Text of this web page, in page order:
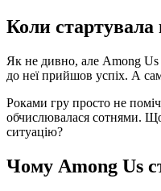
Коли стартувала
Як не дивно, але Among Us
до неї прийшов успіх. А
Роками гру просто не
обчислювалася сотнями.
ситуацію?
Чому Among Us